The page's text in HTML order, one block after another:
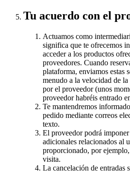
Tu acuerdo con el
Actuamos como
significa que te ofrecemos
acceder a los productos
proveedores. Cuando
plataforma, enviamos estas
menudo a la velocidad de
por el proveedor (unos
proveedor habréis entrado
Te mantendremos
pedido mediante correos
texto.
El proveedor podrá
adicionales relacionados al
proporcionado, por
visita.
La cancelación de entradas